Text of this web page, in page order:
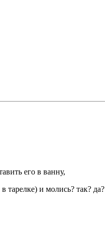
его в ванну,
тарелке) и молись? так? да?